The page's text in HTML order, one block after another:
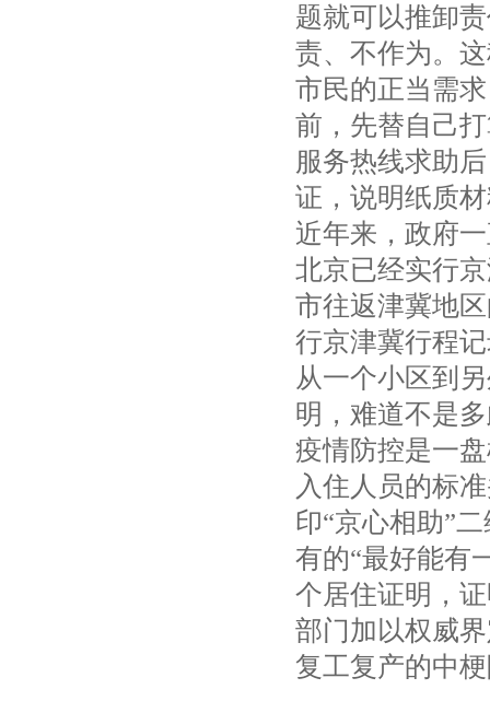
题就可以推卸
责、不作为。
市民的正当需
前，先替自己
服务热线求助
证，说明纸质
近年来，政府
北京已经实行
市往返津冀地
行京津冀行程
从一个小区到
明，难道不是
疫情防控是一
入住人员的标
印“京心相助”
有的“最好能有
个居住证明，
部门加以权威
复工复产的中